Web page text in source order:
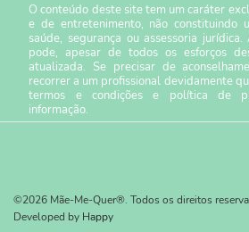
O conteúdo deste site tem um caráter
e de entretenimento, não constituindo
saúde, segurança ou assessoria
pode, apesar de todos os esforços
atualizada. Se precisar de
recorrer a um profissional devidamente
termos e condiçõese política de
informação.
©2026 Mãe-Me-Quer®. Todos os direitos
Developed by Happy